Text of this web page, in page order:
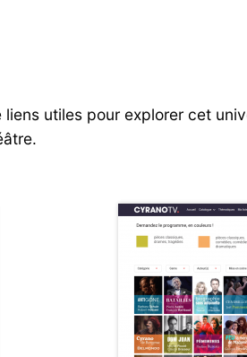
utiles pour explorer cet